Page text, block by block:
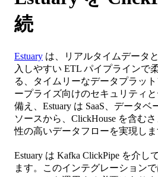
続
Estuary は、リアルタイムデータ
入しやすい ETL パイプラインで
る、タイムリーなデータプラッ
ープライズ向けのセキュリティ
備え、Estuary は SaaS、データ
ソースから、ClickHouse を含む
性の高いデータフローを実現しま
Estuary は Kafka ClickPipe を介し
ます。このインテグレーション